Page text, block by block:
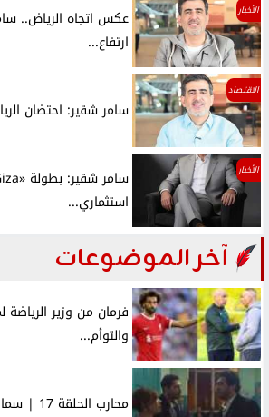
الأخبار
عكس اتجاه الرياض..
ارتفاع...
الاقتصاد
سامر شقير: احتضان الرياض لـ 40
الأخبار
استثماري...
آخر الموضوعات
فرمان من وزير الرياضة
والتوأم...
محارب الحلقة 17 | سما إبراهيم تتعرض لأزمة...